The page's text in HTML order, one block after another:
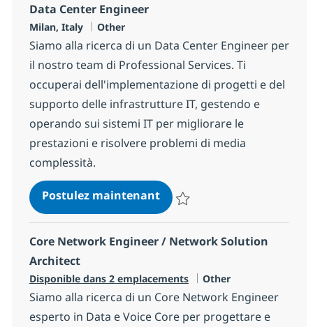
Data Center Engineer
Localisation
Milan, Italy Catégorie
Other
Siamo alla ricerca di un Data Center Engineer per
il nostro team di Professional Services. Ti
occuperai dell'implementazione di progetti e del
supporto delle infrastrutture IT, gestendo e
operando sui sistemi IT per migliorare le
prestazioni e risolvere problemi di media
complessità.
Postulez maintenantData Center Engineer
Core Network Engineer / Network Solution
Architect
Disponible dans 2 emplacements Catégorie
Other
Siamo alla ricerca di un Core Network Engineer
esperto in Data e Voice Core per progettare e